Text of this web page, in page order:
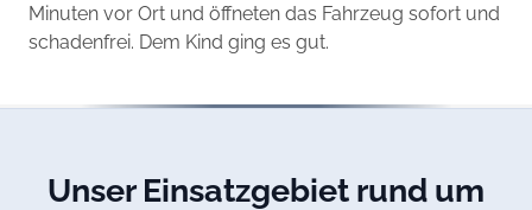
Minuten vor Ort und öffneten das Fahrzeug sofort und
schadenfrei. Dem Kind ging es gut.
Unser Einsatzgebiet rund um